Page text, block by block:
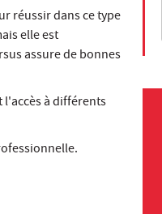
réussir dans ce type
elle est
assure de bonnes
à différents